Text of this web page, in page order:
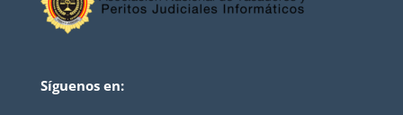
Síguenos en: